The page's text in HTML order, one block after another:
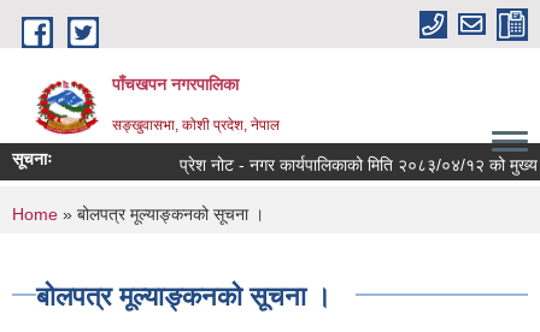
Skip to main content
पाँचखपन नगरपालिका
सङ्खु‍वासभा, कोशी प्रदेश, नेपाल
सूचनाः प्रेश नोट - नगर कार्यपालिकाको मिति २०८३/०४/१२ को मुख्य
You are here
Home » बोलपत्र मूल्याङ्कनको सूचना ।
बोलपत्र मूल्याङ्कनको सूचना ।